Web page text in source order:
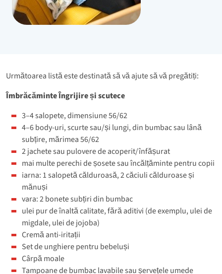
Următoarea listă este destinată să vă ajute să vă pregătiți:
Îmbrăcăminte Îngrijire și scutece
3–4 salopete, dimensiune 56/62
4–6 body-uri, scurte sau/și lungi, din bumbac sau lână
subțire, mărimea 56/62
2 jachete sau pulovere de acoperit/înfășurat
mai multe perechi de șosete sau încălțăminte pentru copii
iarna: 1 salopetă călduroasă, 2 căciuli călduroase și
mănuși
vara: 2 bonete subțiri din bumbac
ulei pur de înaltă calitate, fără aditivi (de exemplu, ulei de
migdale, ulei de jojoba)
Cremă anti-iritații
Set de unghiere pentru bebeluși
Cârpă moale
Tampoane de bumbac lavabile sau șervețele umede